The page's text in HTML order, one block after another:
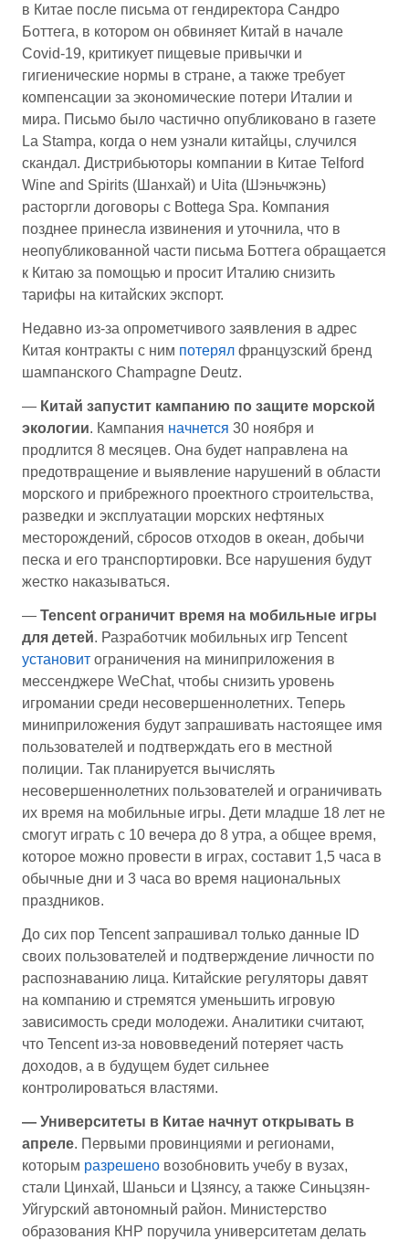
в Китае после письма от гендиректора Сандро
Боттега, в котором он обвиняет Китай в начале
Covid-19, критикует пищевые привычки и
гигиенические нормы в стране, а также требует
компенсации за экономические потери Италии и
мира. Письмо было частично опубликовано в газете
La Stampa, когда о нем узнали китайцы, случился
скандал. Дистрибьюторы компании в Китае Telford
Wine and Spirits (Шанхай) и Uita (Шэньчжэнь)
расторгли договоры с Bottega Spa. Компания
позднее принесла извинения и уточнила, что в
неопубликованной части письма Боттега обращается
к Китаю за помощью и просит Италию снизить
тарифы на китайских экспорт.
Недавно из-за опрометчивого заявления в адрес
Китая контракты с ним потерял французский бренд
шампанского Champagne Deutz.
— Китай запустит кампанию по защите морской
экологии. Кампания начнется 30 ноября и
продлится 8 месяцев. Она будет направлена на
предотвращение и выявление нарушений в области
морского и прибрежного проектного строительства,
разведки и эксплуатации морских нефтяных
месторождений, сбросов отходов в океан, добычи
песка и его транспортировки. Все нарушения будут
жестко наказываться.
— Tencent ограничит время на мобильные игры
для детей. Разработчик мобильных игр Tencent
установит ограничения на миниприложения в
мессенджере WeChat, чтобы снизить уровень
игромании среди несовершеннолетних. Теперь
миниприложения будут запрашивать настоящее имя
пользователей и подтверждать его в местной
полиции. Так планируется вычислять
несовершеннолетних пользователей и ограничивать
их время на мобильные игры. Дети младше 18 лет не
смогут играть с 10 вечера до 8 утра, а общее время,
которое можно провести в играх, составит 1,5 часа в
обычные дни и 3 часа во время национальных
праздников.
До сих пор Tencent запрашивал только данные ID
своих пользователей и подтверждение личности по
распознаванию лица. Китайские регуляторы давят
на компанию и стремятся уменьшить игровую
зависимость среди молодежи. Аналитики считают,
что Tencent из-за нововведений потеряет часть
доходов, а в будущем будет сильнее
контролироваться властями.
— Университеты в Китае начнут открывать в
апреле. Первыми провинциями и регионами,
которым разрешено возобновить учебу в вузах,
стали Цинхай, Шаньси и Цзянсу, а также Синьцзян-
Уйгурский автономный район. Министерство
образования КНР поручила университетам делать